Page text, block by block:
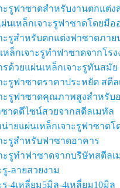
ะรูฟาซาดสำหรับงานตกแต่ง
นเหล็กเจาะรูฟาซาดโดยมือ
ะรูสำหรับตกแต่งฟาซาดภา
หล็กเจาะรูทำฟาซาดจากโร
ด้วยแผ่นเหล็กเจาะรูทันสมัย
ะรูฟาซาดราคาประหยัด สตีล
ะรูฟาซาดคุณภาพสูงสำหรับ
าดดีไซน์สวยจากสตีลเมทัล
ายแผ่นเหล็กเจาะรูฟาซาดโ
ะรูสำหรับฟาซาดอาคาร
ะรูทำฟาซาดจากบริษัทสตีลเ
รู-ลายสวยงาม
รู-4เหลี่ยม5มิล-4เหลี่ยม10มิล